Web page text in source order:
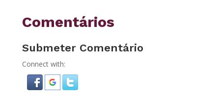
Comentários
Submeter Comentário
Connect with: